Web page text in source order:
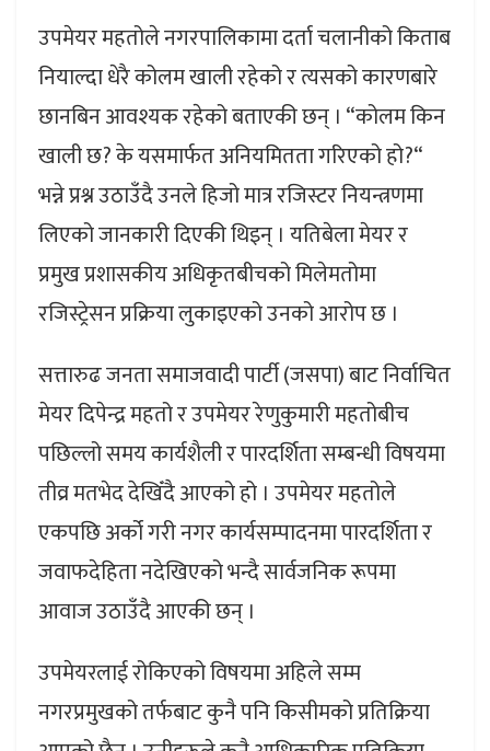
उपमेयर महतोले नगरपालिकामा दर्ता चलानीको किताब
नियाल्दा धेरै कोलम खाली रहेको र त्यसको कारणबारे
छानबिन आवश्यक रहेको बताएकी छन् । “कोलम किन
खाली छ? के यसमार्फत अनियमितता गरिएको हो?“
भन्ने प्रश्न उठाउँदै उनले हिजो मात्र रजिस्टर नियन्त्रणमा
लिएको जानकारी दिएकी थिइन् । यतिबेला मेयर र
प्रमुख प्रशासकीय अधिकृतबीचको मिलेमतोमा
रजिस्ट्रेसन प्रक्रिया लुकाइएको उनको आरोप छ ।
सत्तारुढ जनता समाजवादी पार्टी (जसपा) बाट निर्वाचित
मेयर दिपेन्द्र महतो र उपमेयर रेणुकुमारी महतोबीच
पछिल्लो समय कार्यशैली र पारदर्शिता सम्बन्धी विषयमा
तीव्र मतभेद देखिँदै आएको हो । उपमेयर महतोले
एकपछि अर्को गरी नगर कार्यसम्पादनमा पारदर्शिता र
जवाफदेहिता नदेखिएको भन्दै सार्वजनिक रूपमा
आवाज उठाउँदै आएकी छन् ।
उपमेयरलाई रोकिएको विषयमा अहिले सम्म
नगरप्रमुखको तर्फबाट कुनै पनि किसीमको प्रतिक्रिया